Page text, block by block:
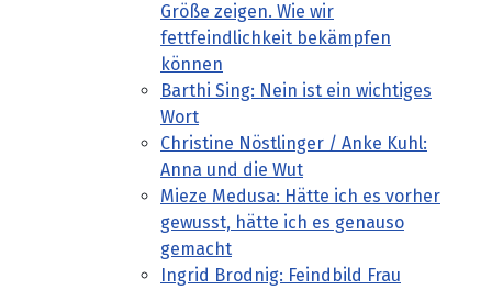
Größe zeigen. Wie wir
fettfeindlichkeit bekämpfen
können
Barthi Sing: Nein ist ein wichtiges
Wort
Christine Nöstlinger / Anke Kuhl:
Anna und die Wut
Mieze Medusa: Hätte ich es vorher
gewusst, hätte ich es genauso
gemacht
Ingrid Brodnig: Feindbild Frau